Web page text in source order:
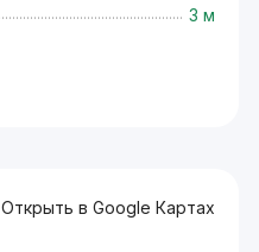
3 м
Открыть в Google Картах